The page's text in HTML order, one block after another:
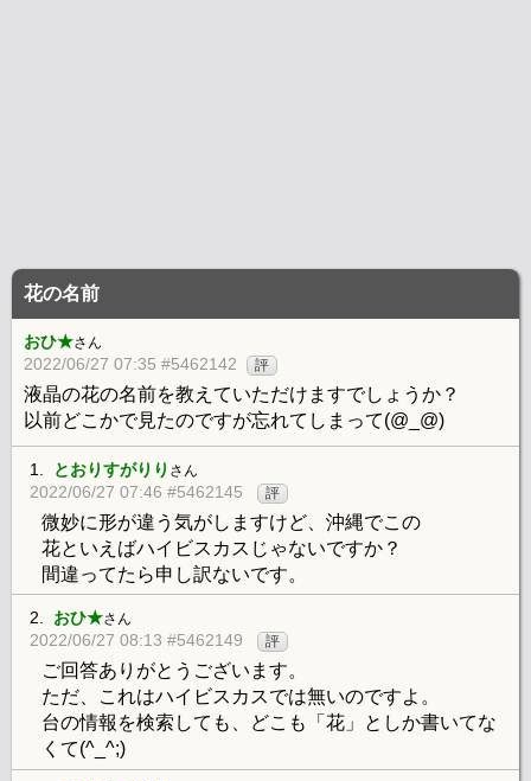
花の名前
おひ★さん
2022/06/27 07:35 #5462142 評
液晶の花の名前を教えていただけますでしょうか？
以前どこかで見たのですが忘れてしまって(@_@)
1. とおりすがりり さん
2022/06/27 07:46 #5462145 評
微妙に形が違う気がしますけど、沖縄でこの
花といえばハイビスカスじゃないですか？
間違ってたら申し訳ないです。
2. おひ★さん
2022/06/27 08:13 #5462149 評
ご回答ありがとうございます。
ただ、これはハイビスカスでは無いのですよ。
台の情報を検索しても、どこも「花」としか書いてな
くて(^_^;)